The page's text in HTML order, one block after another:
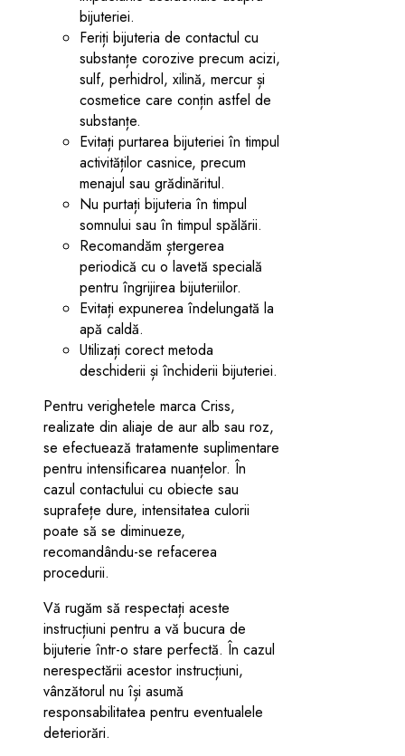
bijuteriei.
Feriți bijuteria de contactul cu
substanțe corozive precum acizi,
sulf, perhidrol, xilină, mercur și
cosmetice care conțin astfel de
substanțe.
Evitați purtarea bijuteriei în timpul
activităților casnice, precum
menajul sau grădinăritul.
Nu purtați bijuteria în timpul
somnului sau în timpul spălării.
Recomandăm ștergerea
periodică cu o lavetă specială
pentru îngrijirea bijuteriilor.
Evitați expunerea îndelungată la
apă caldă.
Utilizați corect metoda
deschiderii și închiderii bijuteriei.
Pentru verighetele marca Criss,
realizate din aliaje de aur alb sau roz,
se efectuează tratamente suplimentare
pentru intensificarea nuanțelor. În
cazul contactului cu obiecte sau
suprafețe dure, intensitatea culorii
poate să se diminueze,
recomandându-se refacerea
procedurii.
Vă rugăm să respectați aceste
instrucțiuni pentru a vă bucura de
bijuterie într-o stare perfectă. În cazul
nerespectării acestor instrucțiuni,
vânzătorul nu își asumă
responsabilitatea pentru eventualele
deteriorări.